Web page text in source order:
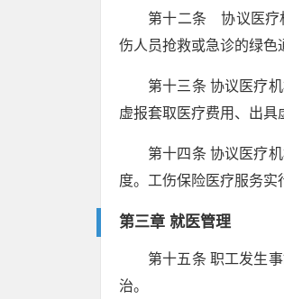
第十二条 协议医疗
伤人员抢救或急诊的绿色
第十三条 协议医疗
虚报套取医疗费用、出具
第十四条 协议医疗
度。工伤保险医疗服务实
第三章 就医管理
第十五条 职工发生
治。